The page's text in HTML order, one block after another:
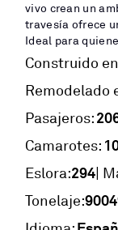
vivo crean un
travesía ofrece
Ideal para
Construido
Remodelado
Pasajeros:
Camarotes:
Eslora:294|
Tonelaje: